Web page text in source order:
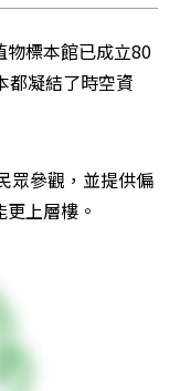
標本館已成立80
都凝結了時空資
眾參觀，並提供偏
上層樓。